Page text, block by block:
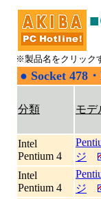
※製品名をクリック
● Socket 478
分類 モデ
Intel
Pentium 4
ジ
Intel
Pentium 4
ジ